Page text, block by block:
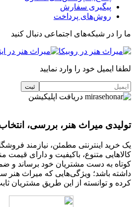
پیگیری سفارش
روش‌های پرداخت
ما را در شبکه‌های اجتماعی دنبال کنید
لطفا ایمیل خود را وارد نمایید
دریافت اپلیکیشن
تولیدی میراث هنر، بررسی، انتخاب
یک خرید اینترنتی مطمئن، نیازمند
کالاهایی متنوع، باکیفیت و دارای
کوتاه به دست مشتریان خود برساند و
داشته باشد؛ ویژگی‌هایی که میراث هنر
کرده و توانسته از این طریق مشتریان